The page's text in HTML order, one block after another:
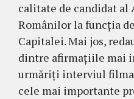
calitate de candidat
Românilor la funcția
Capitalei. Mai jos,
dintre afirmațiile mai
urmăriți interviul
cele mai importante